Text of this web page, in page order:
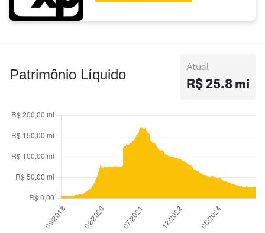
Patrimônio Líquido Atual
R$ 25.8 mi